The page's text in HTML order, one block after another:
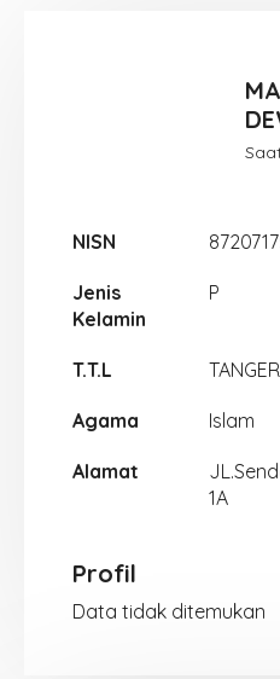
NISN
Jenis
Kelamin
P
T.T.L
Agama Islam
Alamat
1A
Profil
Data tidak ditemukan